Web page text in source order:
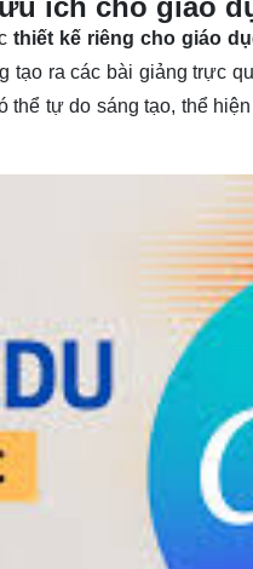
ích cho giáo
thiết kế riêng cho giáo
tạo ra các bài giảng trực
thể tự do sáng tạo, thể